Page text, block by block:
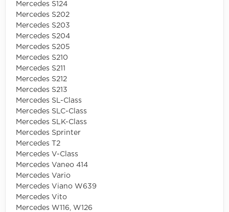
Mercedes S124
Mercedes S202
Mercedes S203
Mercedes S204
Mercedes S205
Mercedes S210
Mercedes S211
Mercedes S212
Mercedes S213
Mercedes SL-Class
Mercedes SLC-Class
Mercedes SLK-Class
Mercedes Sprinter
Mercedes T2
Mercedes V-Class
Mercedes Vaneo 414
Mercedes Vario
Mercedes Viano W639
Mercedes Vito
Mercedes W116, W126